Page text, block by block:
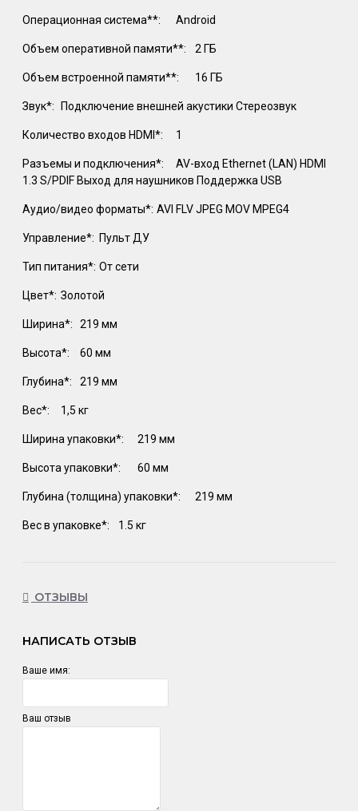
Операционная система**: Android
Объем оперативной памяти**: 2 ГБ
Объем встроенной памяти**: 16 ГБ
Звук*: Подключение внешней акустики Стереозвук
Количество входов HDMI*: 1
Разъемы и подключения*:
AV-вход Ethernet (LAN) HDMI
1.3 S/PDIF Выход для наушников Поддержка USB
Аудио/видео форматы*: AVI FLV JPEG MOV MPEG4
Управление*: Пульт ДУ
Тип питания*: От сети
Цвет*: Золотой
Ширина*: 219 мм
Высота*: 60 мм
Глубина*: 219 мм
Вес*: 1,5 кг
Ширина упаковки*: 219 мм
Высота упаковки*: 60 мм
Глубина (толщина) упаковки*: 219 мм
Вес в упаковке*: 1.5 кг
ОТЗЫВЫ
НАПИСАТЬ ОТЗЫВ
Ваше имя:
Ваш отзыв